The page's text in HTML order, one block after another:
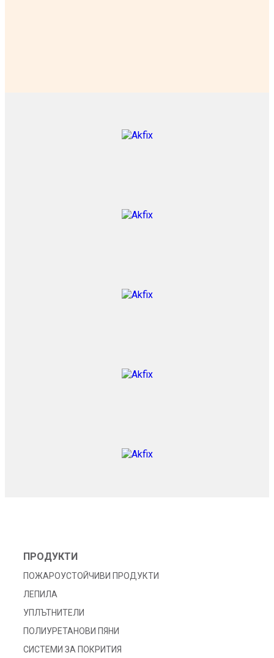
ПРОДУКТИ
ПОЖАРОУСТОЙЧИВИ ПРОДУКТИ
ЛЕПИЛА
УПЛЪТНИТЕЛИ
ПОЛИУРЕТАНОВИ ПЯНИ
СИСТЕМИ ЗА ПОКРИТИЯ